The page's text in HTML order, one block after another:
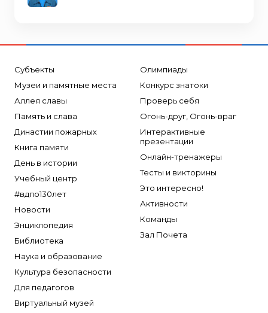
Субъекты
Музеи и памятные места
Аллея славы
Память и слава
Династии пожарных
Книга памяти
День в истории
Учебный центр
#вдпо130лет
Новости
Энциклопедия
Библиотека
Наука и образование
Культура безопасности
Для педагогов
Виртуальный музей
Олимпиады
Конкурс знатоки
Проверь себя
Огонь-друг, Огонь-враг
Интерактивные
презентации
Онлайн-тренажеры
Тесты и викторины
Это интересно!
Активности
Команды
Зал Почета